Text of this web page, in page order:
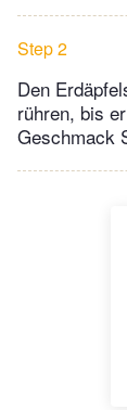
Step 2
Den
rühren, bis
Geschmack